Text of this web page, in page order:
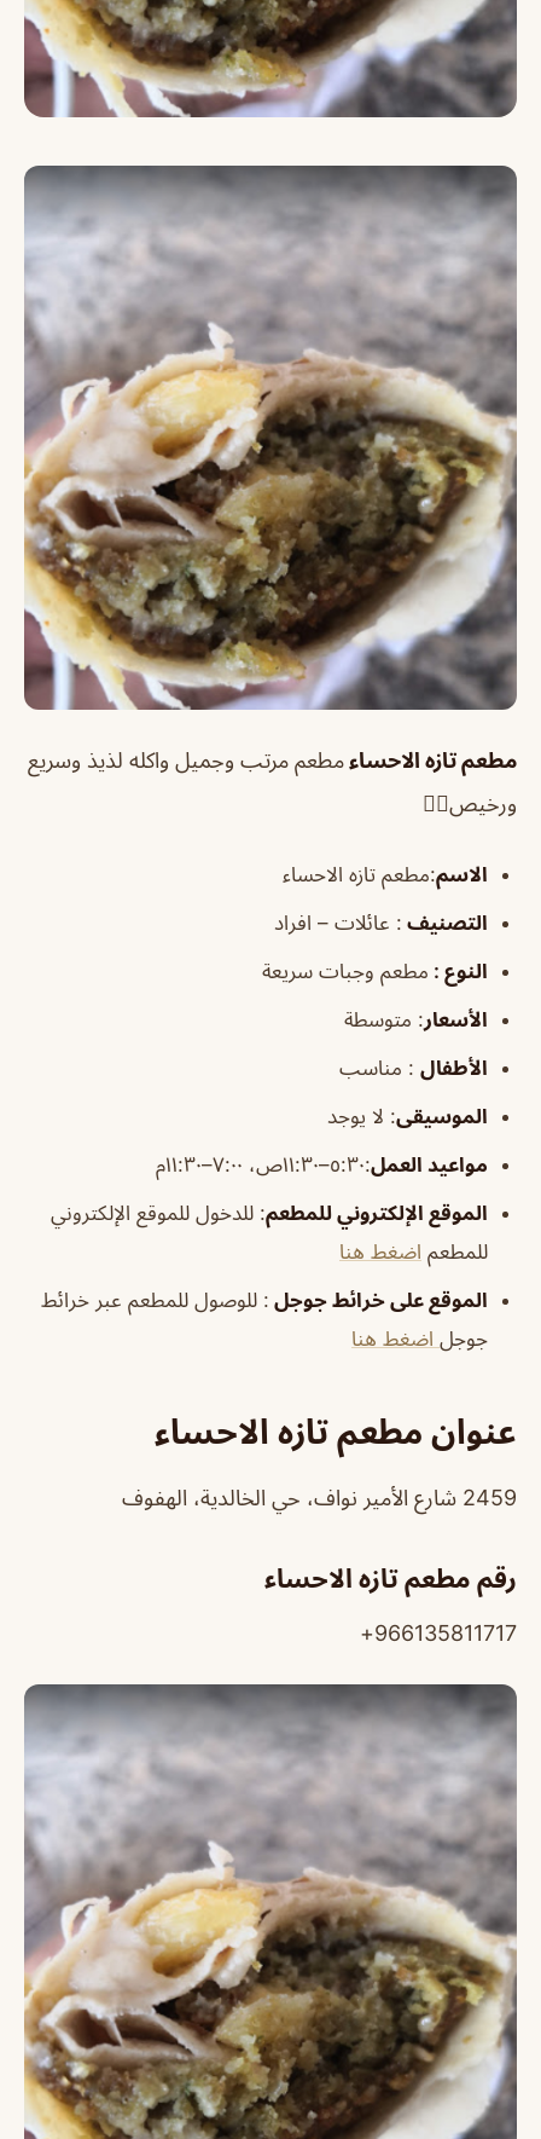
مطعم تازه الاحساء مطعم مرتب وجميل واكله لذيذ وسريع
ورخيص👍🏻
الاسم:مطعم تازه الاحساء
التصنيف : عائلات – افراد
النوع : مطعم وجبات سريعة
الأسعار: متوسطة
الأطفال : مناسب
الموسيقى: لا يوجد
مواعيد العمل:٥:٣٠–١١:٣٠ص، ٧:٠٠–١١:٣٠م
الموقع الإلكتروني للمطعم: للدخول للموقع الإلكتروني
للمطعم اضغط هنا
الموقع على خرائط جوجل : للوصول للمطعم عبر خرائط
جوجل اضغط هنا
عنوان مطعم تازه الاحساء
2459 شارع الأمير نواف، حي الخالدية، الهفوف
رقم مطعم تازه الاحساء
966135811717+